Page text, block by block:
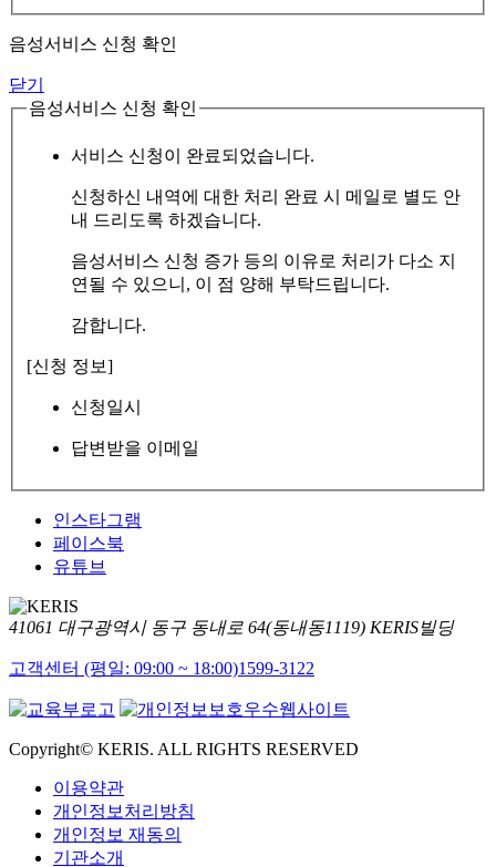
음성서비스 신청 확인
닫기
음성서비스 신청 확인
서비스 신청이 완료되었습니다.
신청하신 내역에 대한 처리 완료 시 메일로 별도 안
내 드리도록 하겠습니다.
음성서비스 신청 증가 등의 이유로 처리가 다소 지
연될 수 있으니, 이 점 양해 부탁드립니다.
감합니다.
[신청 정보]
신청일시
답변받을 이메일
인스타그램
페이스북
유튜브
41061 대구광역시 동구 동내로 64(동내동1119) KERIS빌딩
고객센터 (평일: 09:00 ~ 18:00)1599-3122
Copyright© KERIS. ALL RIGHTS RESERVED
이용약관
개인정보처리방침
개인정보 재동의
기관소개